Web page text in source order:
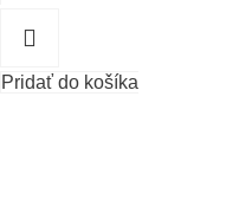
Pridať do košíka